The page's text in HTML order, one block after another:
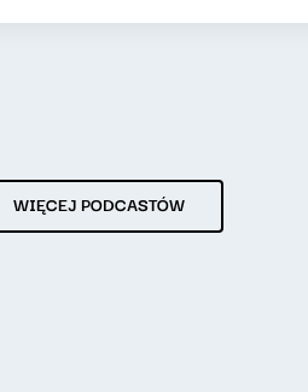
WIĘCEJ PODCASTÓW